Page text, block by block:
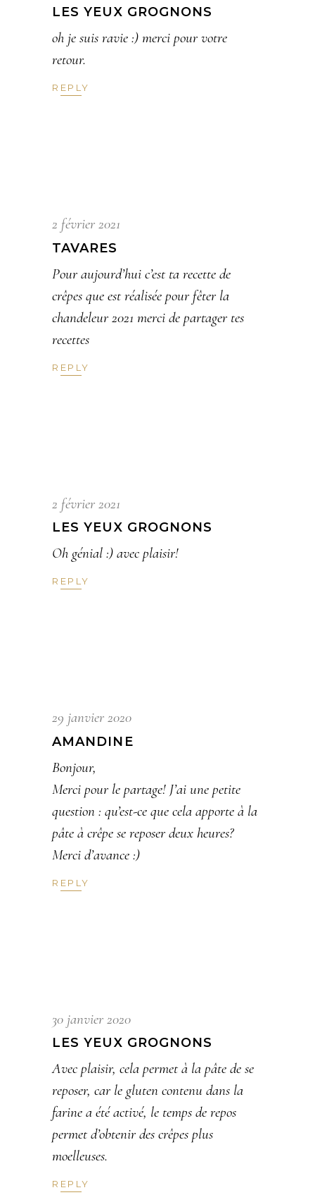
LES YEUX GROGNONS
oh je suis ravie :) merci pour votre
retour.
REPLY
2 février 2021
TAVARES
Pour aujourd’hui c’est ta recette de
crêpes que est réalisée pour fêter la
chandeleur 2021 merci de partager tes
recettes
REPLY
2 février 2021
LES YEUX GROGNONS
Oh génial :) avec plaisir!
REPLY
29 janvier 2020
AMANDINE
Bonjour,
Merci pour le partage! J’ai une petite
question : qu’est-ce que cela apporte à la
pâte à crêpe se reposer deux heures?
Merci d’avance :)
REPLY
30 janvier 2020
LES YEUX GROGNONS
Avec plaisir, cela permet à la pâte de se
reposer, car le gluten contenu dans la
farine a été activé, le temps de repos
permet d’obtenir des crêpes plus
moelleuses.
REPLY